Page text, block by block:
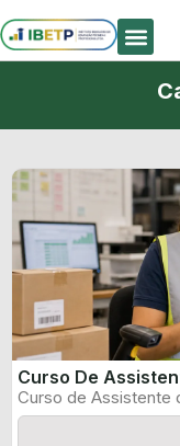
Curso De
Curso de Assistente
certificado